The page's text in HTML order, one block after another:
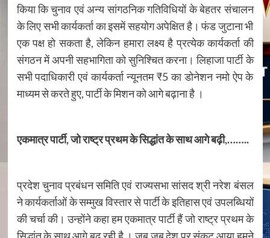
किया कि चुनाव एवं अन्य सांगठनिक गतिविधियों के बेहतर संचालन
के लिए सभी कार्यकर्ता का इसमें सहयोग अपेक्षित है। फंड जुटाना भी
एक पक्ष हो सकता है, लेकिन हमारा लक्ष्य है प्रत्येक कार्यकर्ता की
संगठन में अपनी सहभागिता को सुनिश्चित करना। लिहाजा पार्टी के
सभी पदाधिकारी एवं कार्यकर्ता न्यूनतम ₹5 का डोनेशन नमो ऐप के
माध्यम से करते हुए, पार्टी के मिशन को आगे बढ़ाना है ।
एकमात्र पार्टी, जो राष्ट्र प्रथम के सिद्धांत के साथ आगे बढ़ी,……..
प्रदेश चुनाव प्रबंधन समिति एवं राज्यसभा सांसद श्री नरेश बंसल
ने कार्यकर्ताओं के सम्मुख विस्तार से पार्टी के इतिहास एवं उपलब्धियों
की चर्चा की। उन्होंने कहा हम एकमात्र पार्टी हैं जो राष्ट्र प्रथम के